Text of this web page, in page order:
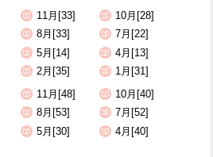
11月[33]
10月[28]
8月[33]
7月[22]
5月[14]
4月[13]
2月[35]
1月[31]
11月[48]
10月[40]
8月[53]
7月[52]
5月[30]
4月[40]